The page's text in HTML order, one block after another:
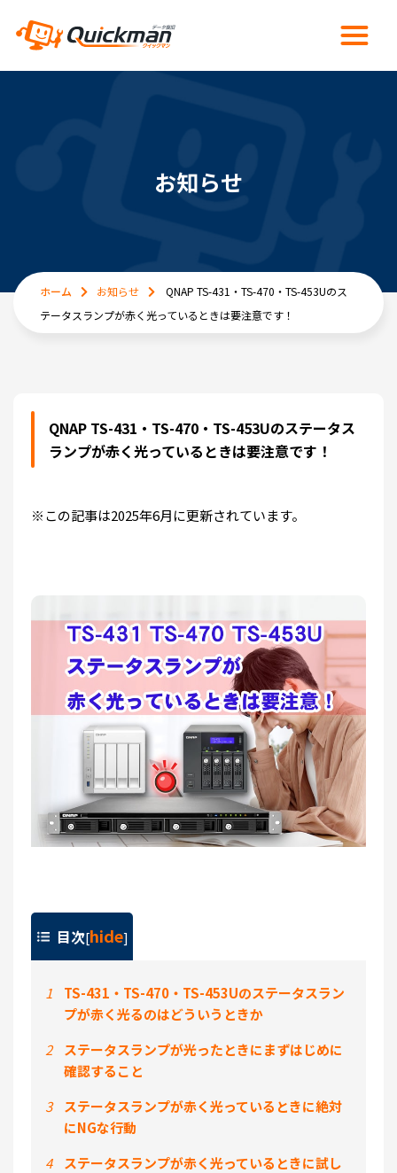
お知らせ
ホーム お知らせ
QNAP TS-431・TS-470・TS-453Uのス
テータスランプが赤く光っているときは要注意です！
QNAP TS-431・TS-470・TS-453Uのステータス
ランプが赤く光っているときは要注意です！
※この記事は2025年6月に更新されています。
目次[hide]
1
TS-431・TS-470・TS-453Uのステータスラン
プが赤く光るのはどういうときか
2
ステータスランプが光ったときにまずはじめに
確認すること
3
ステータスランプが赤く光っているときに絶対
にNGな行動
4
ステータスランプが赤く光っているときに試し